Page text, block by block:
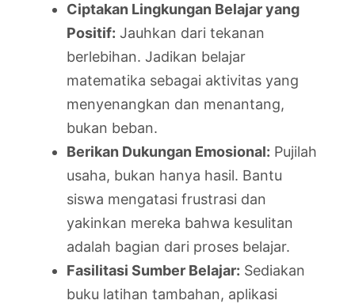
Ciptakan Lingkungan Belajar yang
Positif: Jauhkan dari tekanan
berlebihan. Jadikan belajar
matematika sebagai aktivitas yang
menyenangkan dan menantang,
bukan beban.
Berikan Dukungan Emosional: Pujilah
usaha, bukan hanya hasil. Bantu
siswa mengatasi frustrasi dan
yakinkan mereka bahwa kesulitan
adalah bagian dari proses belajar.
Fasilitasi Sumber Belajar: Sediakan
buku latihan tambahan, aplikasi